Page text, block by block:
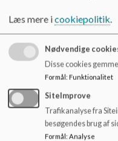
elevinddragelse.
Skolens opgave
At sikre en systematisk
fællesarrangementer,
At forankre lejrskoler og
det opleves som en
At informere elever og
og praktiske forhold.
Læs mere icookiepolitik.
Nødvendige
Disse cookies
Formål: Funktionalitet
SiteImprove
Trafikanalyse fra
besøgendes brug af
Formål: Analyse